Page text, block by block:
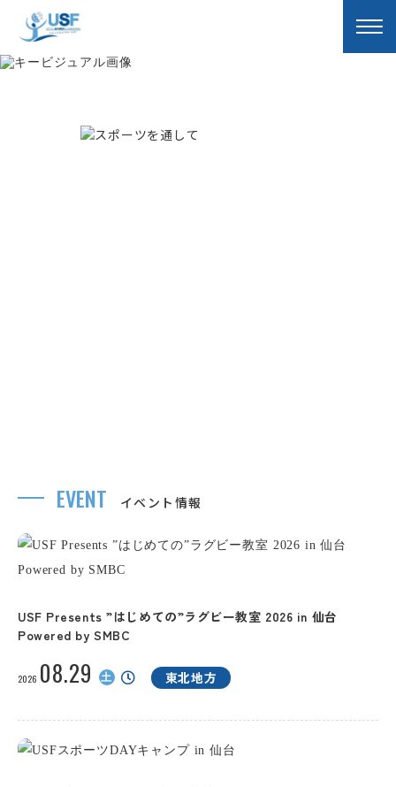
EVENT イベント情報
USF Presents ”はじめての”ラグビー教室 2026 in 仙台
Powered by SMBC
2026 08.29 土 東北地方